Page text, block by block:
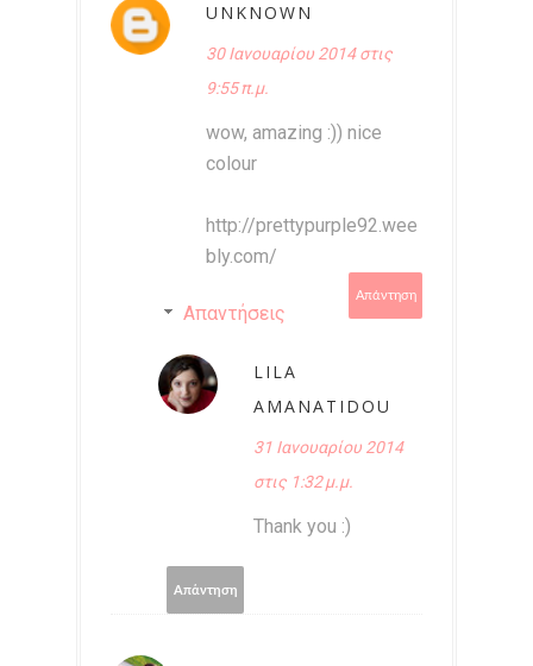
UNKNOWN
30 Ιανουαρίου 2014 στις
9:55 π.μ.
wow, amazing :)) nice
colour
http://prettypurple92.wee
bly.com/
Απάντηση
Απαντήσεις
LILA
AMANATIDOU
31 Ιανουαρίου 2014
στις 1:32 μ.μ.
Thank you :)
Απάντηση